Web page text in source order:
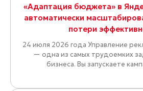
«Адаптация бюджета» в
автоматически
потери
24 июля 2026 года Управление
— одна из самых трудоемких
бизнеса. Вы запускаете